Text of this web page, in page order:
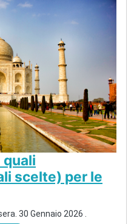
quali
scelte) per le
30 Gennaio 2026